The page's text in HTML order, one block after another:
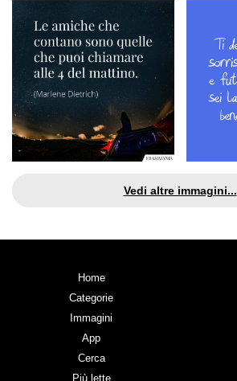
Vedi altre immagini...
Home
Categorie
Immagini
App
Cerca
Più lette